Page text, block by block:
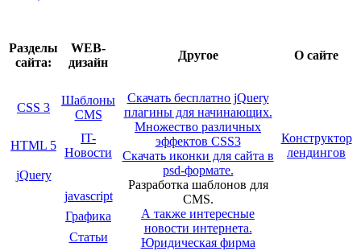
Разделы
сайта:
WEB-
дизайн
Другое О сайте
CSS 3
Шаблоны
CMS
Скачать бесплатно jQuery
плагины для начинающих.
Множество различных
эффектов CSS3
Скачать иконки для сайта в
psd-формате.
Разработка шаблонов для
CMS.
А также интересные
новости интернета.
Юридическая фирма
HTML 5
IT-
Новости
Конструктор
лендингов
jQuery
javascript
Графика
Статьи